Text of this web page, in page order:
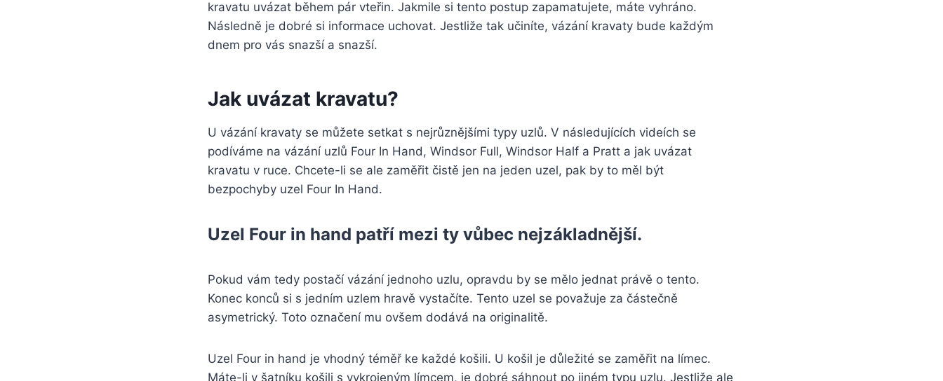
kravatu uvázat během pár vteřin. Jakmile si tento postup zapamatujete, máte vyhráno.
Následně je dobré si informace uchovat. Jestliže tak učiníte, vázání kravaty bude každým
dnem pro vás snazší a snazší.
Jak uvázat kravatu?
U vázání kravaty se můžete setkat s nejrůznějšími typy uzlů. V následujících videích se
podíváme na vázání uzlů Four In Hand, Windsor Full, Windsor Half a Pratt a jak uvázat
kravatu v ruce. Chcete-li se ale zaměřit čistě jen na jeden uzel, pak by to měl být
bezpochyby uzel Four In Hand.
Uzel Four in hand patří mezi ty vůbec nejzákladnější.
Pokud vám tedy postačí vázání jednoho uzlu, opravdu by se mělo jednat právě o tento.
Konec konců si s jedním uzlem hravě vystačíte. Tento uzel se považuje za částečně
asymetrický. Toto označení mu ovšem dodává na originalitě.
Uzel Four in hand je vhodný téměř ke každé košili. U košil je důležité se zaměřit na límec.
Máte-li v šatníku košili s vykrojeným límcem, je dobré sáhnout po jiném typu uzlu. Jestliže ale